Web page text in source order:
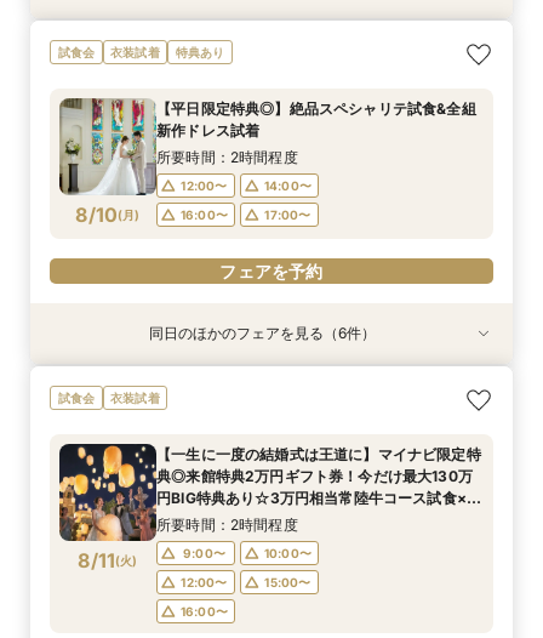
8/9(日)
『結婚式をするか迷っているおふたりへ』なんで
も相談会
9:00〜
12:00〜
15:00〜
16:00〜
8/9(日)
「結婚式っていくらお金かかるの？」見学前に
30分無料オンライン相談会
9:00〜
フェアを予約
8/9(日)
お子様と叶える☆パパママ婚＆マタニティ相談会
9:00〜
10:00〜
12:00〜
16:00〜
フェアを予約
8/9(日)
【少人数・家族婚おすすめ*】おもてなし料理試
食&相談会
9:00〜
12:00〜
15:00〜
16:00〜
8/9(日)
【何もきまってなくてOK◎】常陸牛試食&初見学
おすすめの相談会
9:00〜
12:00〜
15:00〜
16:00〜
8/9(日)
【2件目からの見学】絶品料理試食&安心見積も
り相談会
9:00〜
13:00〜
16:00〜
18:00〜
8/9(日)
【オンライン相談会】スマホで簡単！外出不要！
お悩みなんでも相談＆動画で会場見学会＆見積
メ♪お家でまるわかりフェア体験
所要時間：3時間程度
12:00〜
15:00〜
16:00〜
フェアを予約
8/9(日)
【気軽に90分見学】効率よく短時間で見学&相談
☆クイックフェア
10:00〜
14:00〜
16:00〜
19:00〜
試食会 衣装試着 特典あり
8/10(月)
【平日限定特典◎】絶品スペシャリテ試食&全組
新作ドレス試着
所要時間：2時間程度
12:00〜
14:00〜
16:00〜
17:00〜
フェアを予約
8/10(月)
「結婚式っていくらお金かかるの？」見学前に
30分無料オンライン相談会
12:00〜
フェアを予約
衣装試着
8/10(月)
『結婚式をするか迷っているおふたりへ』なんで
も相談会
12:00〜
14:00〜
16:00〜
17:00〜
フェアを予約
衣装試着
8/10(月)
お子様と叶える★パパママ婚＆マタニティ安心相
談会フェア
12:00〜
14:00〜
16:00〜
17:00〜
フェアを予約
特典あり
8/10(月)
【気軽に90分見学】効率よく短時間で見学&相談
☆クイックフェア
12:00〜
14:00〜
16:00〜
17:00〜
フェアを予約
衣装試着 特典あり
8/10(月)
【少人数・家族婚おすすめ*】おもてなし料理試
食&相談会
12:00〜
14:00〜
16:00〜
17:00〜
フェアを予約
衣装試着
8/10(月)
【何もきまってなくてOK◎】常陸牛試食&初見学
おすすめの相談会
12:00〜
14:00〜
16:00〜
17:00〜
フェアを予約
同日のほかのフェアを見る（6件）
試食会 衣装試着
8/11(火)
【一生に一度の結婚式は王道に】マイナビ限定特
典◎来館特典2万円ギフト券！今だけ最大130万
円BIG特典あり☆3万円相当常陸牛コース試食×新
作ドレス試着も叶う♪
所要時間：2時間程度
9:00〜
10:00〜
12:00〜
15:00〜
16:00〜